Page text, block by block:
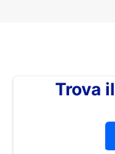
Trova